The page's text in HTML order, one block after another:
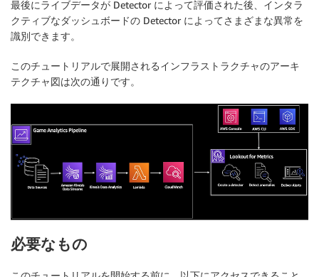
最後にライブデータが Detector によって評価された後、インタラ
クティブなダッシュボードの Detector によってさまざまな異常を
識別できます。
このチュートリアルで展開されるインフラストラクチャのアーキ
テクチャ図は次の通りです。
必要なもの